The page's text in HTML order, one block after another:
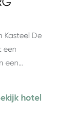
Kasteel De
een
een…
hotel